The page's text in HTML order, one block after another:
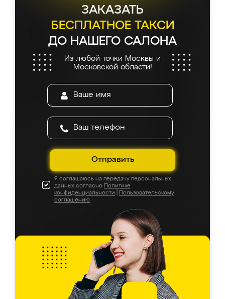
ЗАКАЗАТЬ
БЕСПЛАТНОЕ ТАКСИ
ДО НАШЕГО САЛОНА
Из любой точки Москвы и
Московской области!
Отправить
Я соглашаюсь на передачу персональных
данных согласно Политике
конфиденциальности
Пользовательскому
соглашению